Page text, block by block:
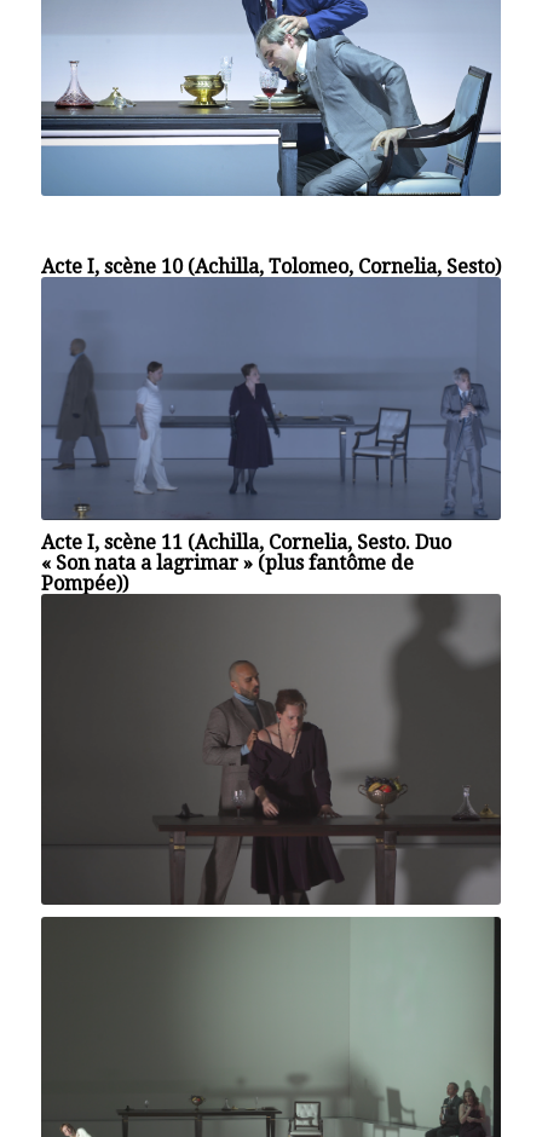
Acte I, scène 10 (Achilla, Tolomeo, Cornelia, Sesto)
Acte I, scène 11 (Achilla, Cornelia, Sesto. Duo
« Son nata a lagrimar » (plus fantôme de
Pompée))